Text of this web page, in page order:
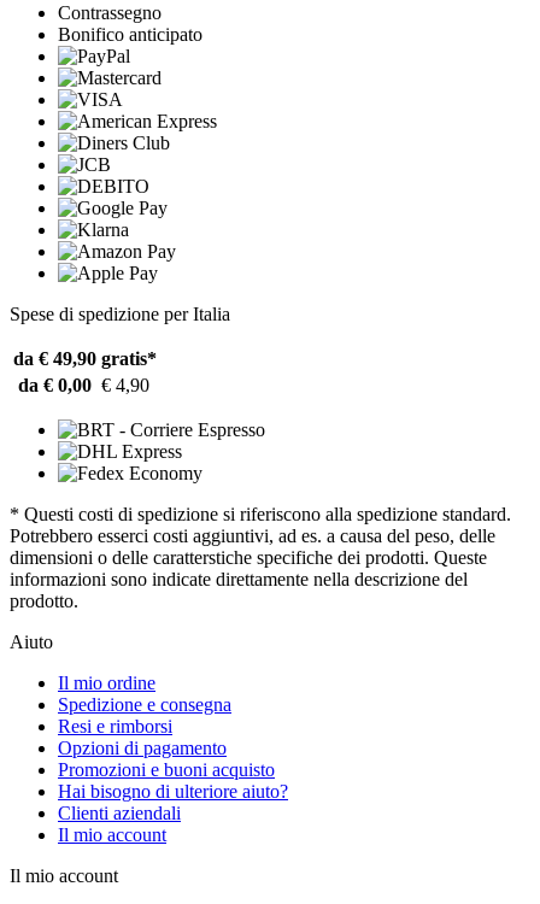
Contrassegno
Bonifico anticipato
Spese di spedizione per Italia
da € 49,90 gratis*
da € 0,00 € 4,90
* Questi costi di spedizione si riferiscono alla spedizione standard.
Potrebbero esserci costi aggiuntivi, ad es. a causa del peso, delle
dimensioni o delle caratterstiche specifiche dei prodotti. Queste
informazioni sono indicate direttamente nella descrizione del
prodotto.
Aiuto
Il mio ordine
Spedizione e consegna
Resi e rimborsi
Opzioni di pagamento
Promozioni e buoni acquisto
Hai bisogno di ulteriore aiuto?
Clienti aziendali
Il mio account
Il mio account